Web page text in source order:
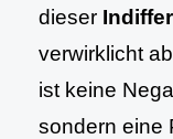
dieser
verwirklicht
ist keine
sondern eine